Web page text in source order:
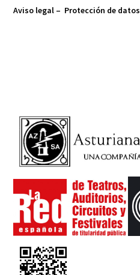
Aviso legal – Protección de datos